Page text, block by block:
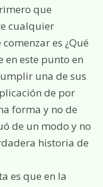
que
cualquier
es ¿Qué
en este punto en
una de sus
de por
forma y no de
de un modo y no
historia de
es que en la